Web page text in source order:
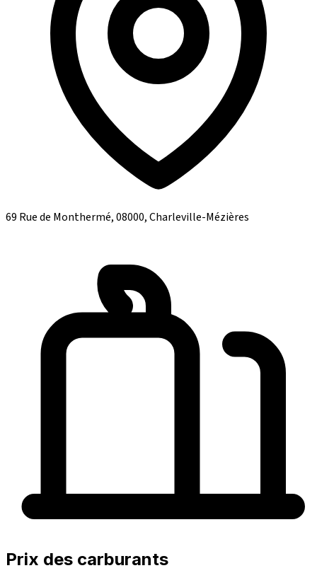
69 Rue de Monthermé, 08000, Charleville-Mézières
Prix des carburants